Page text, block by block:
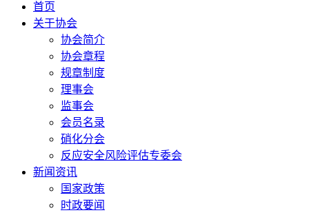
首页
关于协会
协会简介
协会章程
规章制度
理事会
监事会
会员名录
硝化分会
反应安全风险评估专委会
新闻资讯
国家政策
时政要闻